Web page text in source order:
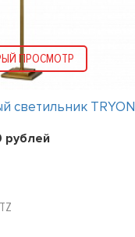
ПРОСМОТР
светильник TRYON
рублей